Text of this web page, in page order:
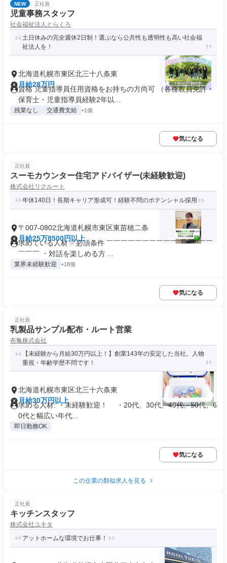
NEW 正社員
児童事務スタッフ
社会福祉法人とらくろ
土日休みの完全週休2日制！選ぶなら公共性も透明性も高い社会福
祉法人を！
北海道札幌市東区北三十八条東
月給28万円
資格 児童指導員任用資格をお持ちの方尚可 （各種教員免許・
保育士・児童指導員経験2年以...
残業なし 交通費支給 +1個
気になる
正社員
スーモカウンター住宅アドバイザー(未経験歓迎)
株式会社リクルート
年休140日！長期キャリア形成可！経験不問のポテンシャル採用
〒007-0802北海道札幌市東区東苗穂二条
月給25万8500円以上
求めている人材 ✅必須条件 ￣￣￣￣￣￣￣￣￣￣￣￣￣￣￣
￣￣￣ ・対話を楽しめる方 ...
業界未経験歓迎 +18個
気になる
正社員
乳製品サンプル配布・ルート営業
布亀株式会社
【未経験から月給30万円以上！】創業143年の安定した当社。人物
重視・年齢学歴不問です！
北海道札幌市東区北三十六条東
月給30万円以上
求める人材: ・未経験歓迎！ ・20代、30代、40代、50代、6
0代と幅広い年代...
即日勤務OK
気になる
この企業の類似求人を見る
正社員
キッチンスタッフ
株式会社ユキタ
アットホームな環境でお仕事！